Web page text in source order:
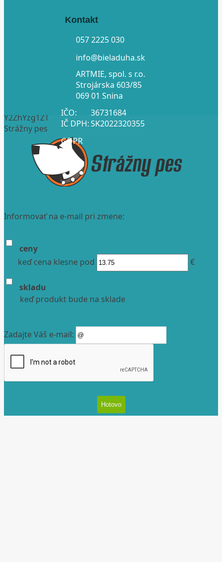
Kontakt
057 2225 030
info@bieladuha.sk
ARTMIE, spol. s r.o.
Strojárska 603/85
069 01 Snina
IČO:
36731684
IČ DPH:SK2022320355
GDPR
Y2ZhYzg1ZT
Strážny pes
Informovať na e-mail pri zmene:
ceny
keď cena klesne pod
€
skladu
keď produkt bude na sklade
Zadajte Váš e-mail: